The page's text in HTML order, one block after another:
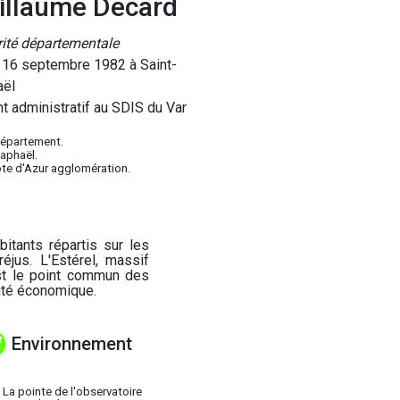
Decard
départementale
septembre 1982 à Saint-
administratif au SDIS du Var
d'Azur agglomération.
répartis sur les
L'Estérel, massif
le point commun des
économique.
Environnement
La pointe de l'observatoire